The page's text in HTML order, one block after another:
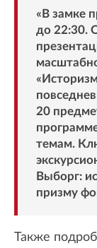
«В замке
до 22:30.
20
темам.
Выборг:
призму
Также